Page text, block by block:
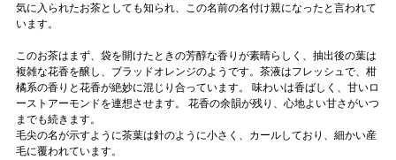
気に入られたお茶としても知られ、この名前の名付け親になったと言われて
います。
このお茶はまず、袋を開けたときの芳醇な香りが素晴らしく、抽出後の葉は
複雑な花香を醸し、ブラッドオレンジのようです。茶液はフレッシュで、柑
橘系の香りと花香が絶妙に混じり合っています。 味わいは香ばしく、甘いロ
ーストアーモンドを連想させます。 花香の余韻が残り、心地よい甘さがいつ
までも続きます。
毛尖の名が示すように茶葉は針のように小さく、カールしており、細かい産
毛に覆われています。